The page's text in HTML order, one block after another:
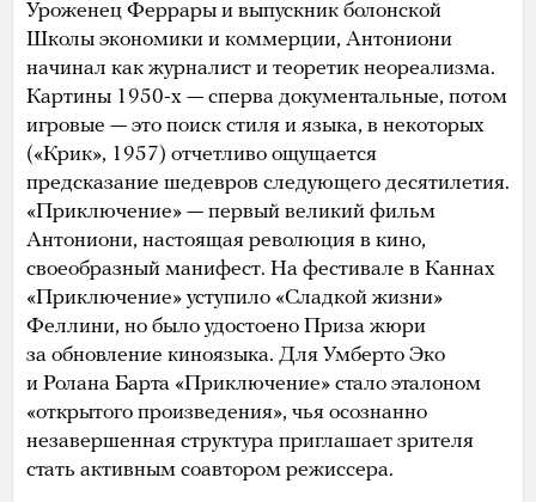
Уроженец Феррары и выпускник болонской
Школы экономики и коммерции, Антониони
начинал как журналист и теоретик неореализма.
Картины 1950-х — сперва документальные, потом
игровые — это поиск стиля и языка, в некоторых
(«Крик», 1957) отчетливо ощущается
предсказание шедевров следующего десятилетия.
«Приключение» — первый великий фильм
Антониони, настоящая революция в кино,
своеобразный манифест. На фестивале в Каннах
«Приключение» уступило «Сладкой жизни»
Феллини, но было удостоено Приза жюри
за обновление киноязыка. Для Умберто Эко
и Ролана Барта «Приключение» стало эталоном
«открытого произведения», чья осознанно
незавершенная структура приглашает зрителя
стать активным соавтором режиссера.